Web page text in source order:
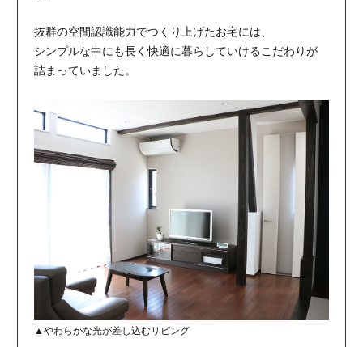
抜群の空間認識能力でつくり上げたお宅には、
シンプルな中にも長く快適に暮らしていけるこだわりが
詰まっていました。
▲やわらかな光が差し込むリビング